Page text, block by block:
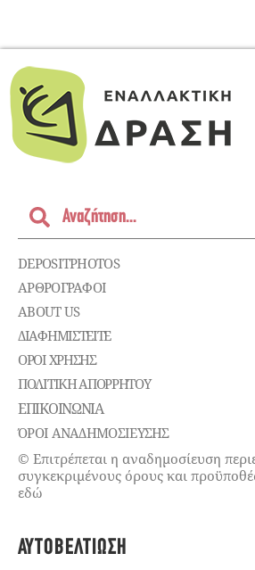
DEPOSITPHOTOS
ΑΡΘΡΟΓΡΑΦΟΙ
ABOUT US
ΔΙΑΦΗΜΙΣΤΕΊΤΕ
ΌΡΟΙ ΧΡΉΣΗΣ
ΠΟΛΙΤΙΚΉ ΑΠΟΡΡΉΤΟΥ
ΕΠΙΚΟΙΝΩΝΊΑ
ΌΡΟΙ ΑΝΑΔΗΜΟΣΙΕΥΣΗΣ
© Επιτρέπεται η αναδημοσίευση
συγκεκριμένους όρους και
εδώ
ΑΥΤΟΒΕΛΤΊΩΣΗ